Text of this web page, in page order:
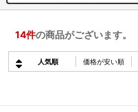
14件の商品がございます。
人気順 価格が安い順